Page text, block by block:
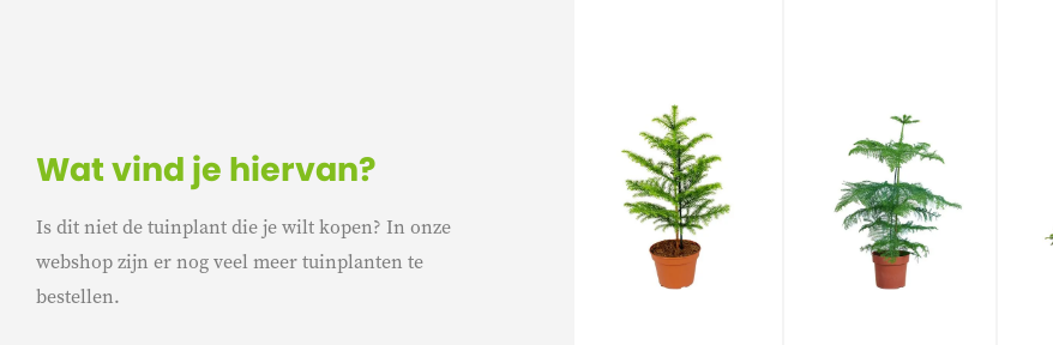
Wat vind je hiervan?
Is dit niet de tuinplant die je wilt kopen? In onze
webshop zijn er nog veel meer tuinplanten te
bestellen.